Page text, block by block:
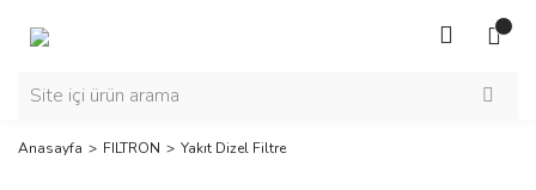
Anasayfa FILTRON Yakıt Dizel Filtre